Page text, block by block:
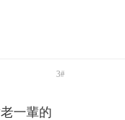
3#
一輩的